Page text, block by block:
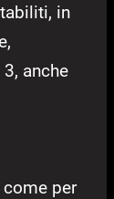
in
anche
per